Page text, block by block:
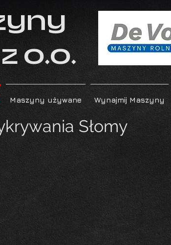
o.o.
Maszyny używane Wynajmij Maszyny
Słomy